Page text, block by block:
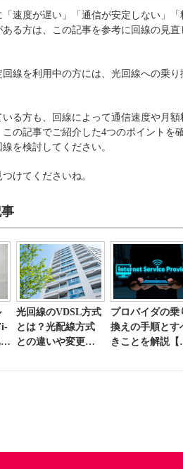
速度が遅い」「通信が安定しない」「
る方は、この記事を参考に回線の見直
線を利用中の方には、光回線への乗り
る方も、回線によって通信速度や月額
の記事でご紹介した4つのポイントを
を検討してください。
けてくださいね。
光回線のVDSL方式
とは？光配線方式
との違いや変更方
プロバイダの乗
換えの手順とす
きことを解説【